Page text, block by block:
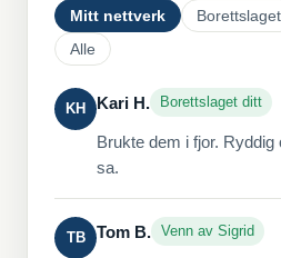
Mitt nettverk Borettslaget
Alle
KH Kari H. Borettslaget ditt
Brukte dem i fjor. Ryddig
sa.
TB Tom B. Venn av Sigrid